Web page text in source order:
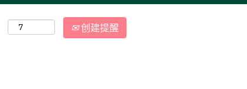
创建提醒